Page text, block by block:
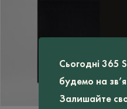
Сьогодні 365
будемо на
Залишайте